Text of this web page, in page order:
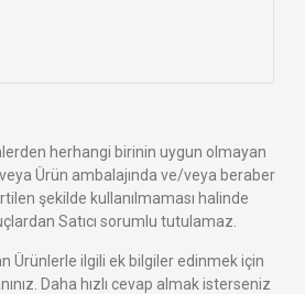
herhangi birinin uygun olmayan
Ürün ambalajında ve/veya beraber
şekilde kullanılmaması halinde
Satıcı sorumlu tutulamaz.
Ürünlerle ilgili ek bilgiler edinmek için
Daha hızlı cevap almak isterseniz